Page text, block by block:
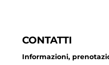
CONTATTI
Informazioni,